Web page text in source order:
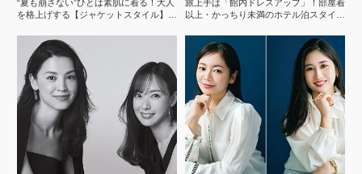
“夏も崩さない”ひとは素肌に着る！大人
を格上げする【ジャケットスタイル】厳
旅上手は「館内ドレスアップ」！部屋着
以上・かっちり未満のホテル泊スタイル